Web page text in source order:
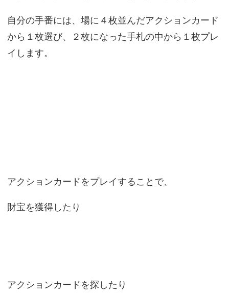
自分の手番には、場に４枚並んだアクションカード
から１枚選び、２枚になった手札の中から１枚プレ
イします。
アクションカードをプレイすることで、
財宝を獲得したり
アクションカードを探したり